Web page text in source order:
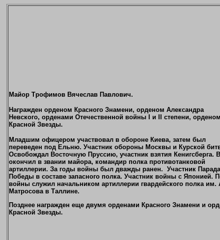
Майор Трофимов Вячеслав Павлович.
Награжден орденом Красного Знамени, орденом Александра
Невского, орденами Отечественной войны I и II степени,
Красной Звезды.
Младшим офицером участвовал в обороне Киева, затем был
переведен под Ельню. Участник обороны Москвы и Курской
Освобождал Восточную Пруссию, участник взятия Кенигсберга.
окончил в звании майора, командир полка противотанковой
артиллерии. За годы войны был дважды ранен. Участник Парада
Победы в составе запасного полка. Участник войны с Японией.
войны служил начальником артиллерии гвардейского полка им.
Матросова в Таллине.
Позднее награжден еще двумя орденами Красного Знамени и
Красной Звезды.